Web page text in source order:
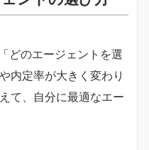
どのエージェントを選
内定率が大きく変わり
て、自分に最適なエー